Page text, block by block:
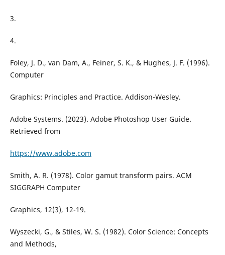
3.
4.
Foley, J. D., van Dam, A., Feiner, S. K., & Hughes, J. F. (1996).
Computer
Graphics: Principles and Practice. Addison-Wesley.
Adobe Systems. (2023). Adobe Photoshop User Guide.
Retrieved from
https://www.adobe.com
Smith, A. R. (1978). Color gamut transform pairs. ACM
SIGGRAPH Computer
Graphics, 12(3), 12-19.
Wyszecki, G., & Stiles, W. S. (1982). Color Science: Concepts
and Methods,